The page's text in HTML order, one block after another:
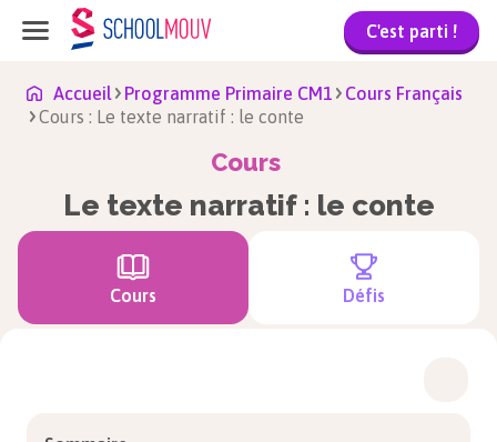
C'est parti !
Accueil Programme Primaire CM1
Cours Français
Cours : Le texte narratif : le conte
Cours
Le texte narratif : le conte
Cours Défis